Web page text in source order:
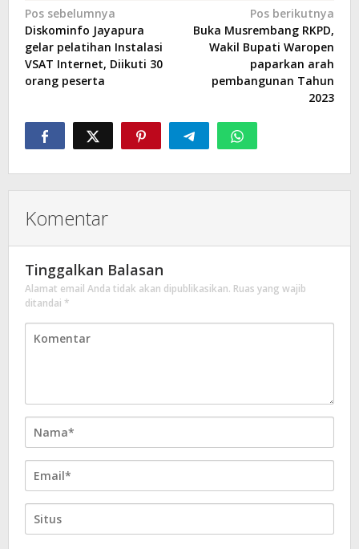
Navigasi
pos
Pos sebelumnya
Diskominfo Jayapura
gelar pelatihan Instalasi
VSAT Internet, Diikuti 30
orang peserta
Pos berikutnya
Buka Musrembang RKPD,
Wakil Bupati Waropen
paparkan arah
pembangunan Tahun
2023
Komentar
Tinggalkan Balasan
Alamat email Anda tidak akan dipublikasikan. Ruas yang wajib
ditandai *